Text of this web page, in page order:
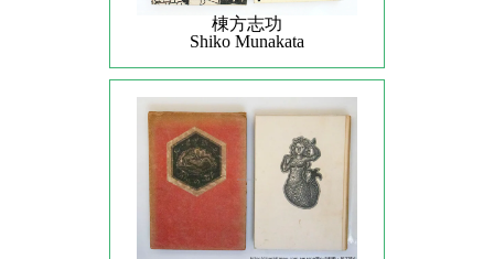
棟方志功
Shiko Munakata